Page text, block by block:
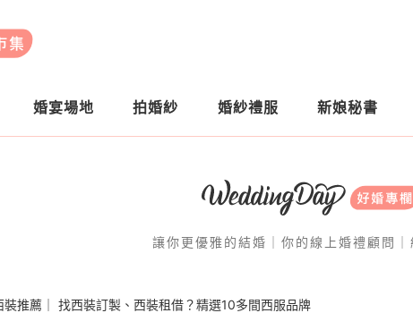
婚宴場地 拍婚紗 婚紗禮服 新娘秘書
讓你更優雅的結婚｜你的線上婚禮顧問
裝推薦｜ 找西裝訂製、西裝租借？精選10多間西服品牌